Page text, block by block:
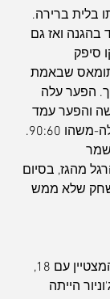
בלית ברירה.
ואז גם
סיפק
תומאס שבאמת
הפער עלה
והפער עמד
על 30 שוב בתוצאה העגולה-משהו 90:60.
מהגז, בסיום
במשחק שלא ממש
ג'ו אלכסנדר סיים כקלעי המצטיין עם 18,
ג'וניור הייתה